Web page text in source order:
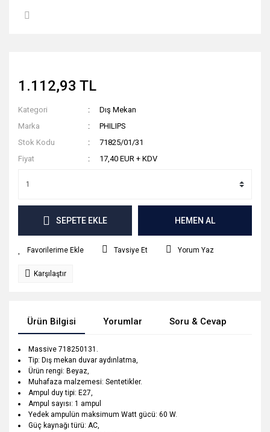
1.112,93 TL
Kategori
Dış Mekan
Marka
PHILIPS
Stok Kodu
71825/01/31
Fiyat
17,40 EUR + KDV
SEPETE EKLE HEMEN AL
Tavsiye Et Yorum Yaz
Karşılaştır
Ürün Bilgisi Yorumlar Soru & Cevap
Massive 718250131.
Tip: Dış mekan duvar aydınlatma,
Ürün rengi: Beyaz,
Muhafaza malzemesi: Sentetikler.
Ampul duy tipi: E27,
Ampul sayısı: 1 ampul
Yedek ampulün maksimum Watt gücü: 60 W.
Güç kaynağı türü: AC,